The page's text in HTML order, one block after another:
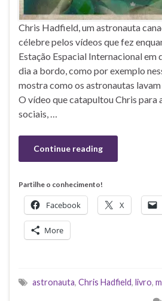
Chris Hadfield, um astronauta
célebre pelos vídeos que fez
Estação Espacial Internacional em
dia a bordo, como por exemplo
mostra como os astronautas lavam
O vídeo que catapultou Chris para
sociais, …
Continue reading
Partilhe o conhecimento!
Facebook X
More
astronauta, Chris Hadfield, livro,